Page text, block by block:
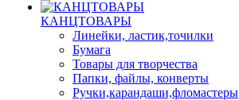
КАНЦТОВАРЫ
Линейки, ластик,точилки
Бумага
Товары для творчества
Папки, файлы, конверты
Ручки,карандаши,фломастеры